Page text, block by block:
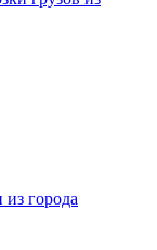
из города